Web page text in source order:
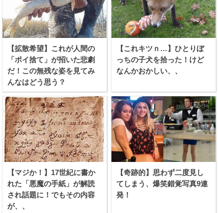
【拡散希望】これが人間の
「ポイ捨て」が招いた悲劇
だ！この無残な姿を見てみ
んなはどう思う？
【これキツｎ…】ひとりぼ
っちの子犬を拾った！けど
なんかおかしい、、
【マジか！】17世紀に書か
れた「悪魔の手紙」が解読
され話題に！でもその内容
が、、
【奇跡的】思わず二度見し
てしまう、爆笑錯覚写真9連
発！